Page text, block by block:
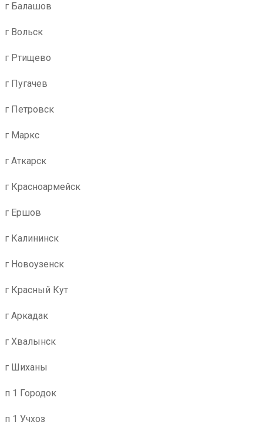
г Балашов
г Вольск
г Ртищево
г Пугачев
г Петровск
г Маркс
г Аткарск
г Красноармейск
г Ершов
г Калининск
г Новоузенск
г Красный Кут
г Аркадак
г Хвалынск
г Шиханы
п 1 Городок
п 1 Учхоз